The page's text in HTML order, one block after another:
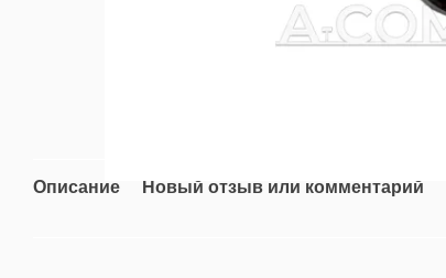
Описание Новый отзыв или комментарий